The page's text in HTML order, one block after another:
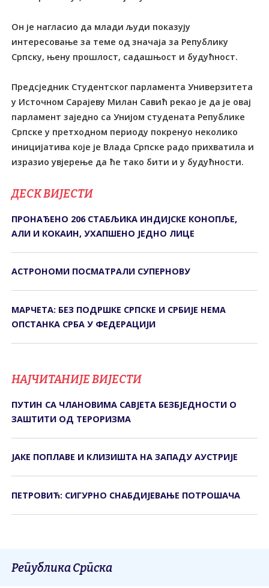
Он је нагласио да млади људи показују
интересовање за теме од значаја за Републику
Српску, њену прошлост, садашњост и будућност.
Предсједник Студентског парламента Универзитета
у Источном Сарајеву Милан Савић рекао је да је овај
парламент заједно са Унијом студената Републике
Српске у претходном периоду покренуо неколико
иницијатива које је Влада Српске радо прихватила и
изразио увјерење да ће тако бити и у будућности.
ДЕСК ВИЈЕСТИ
ПРОНАЂЕНО 206 СТАБЉИКА ИНДИЈСКЕ КОНОПЉЕ,
АЛИ И КОКАИН, УХАПШЕНО ЈЕДНО ЛИЦЕ
АСТРОНОМИ ПОСМАТРАЛИ СУПЕРНОВУ
МАРЧЕТА: БЕЗ ПОДРШКЕ СРПСКЕ И СРБИЈЕ НЕМА
ОПСТАНКА СРБА У ФЕДЕРАЦИЈИ
НАЈЧИТАНИЈЕ ВИЈЕСТИ
ПУТИН СА ЧЛАНОВИМА САВЈЕТА БЕЗБЈЕДНОСТИ О
ЗАШТИТИ ОД ТЕРОРИЗМА
ЈАКЕ ПОПЛАВЕ И КЛИЗИШТА НА ЗАПАДУ АУСТРИЈЕ
ПЕТРОВИЋ: СИГУРНО СНАБДИЈЕВАЊЕ ПОТРОШАЧА
Република Српска